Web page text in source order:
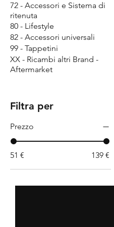
72 - Accessori e Sistema di
ritenuta
80 - Lifestyle
82 - Accessori universali
99 - Tappetini
XX - Ricambi altri Brand -
Aftermarket
Filtra per
Prezzo
51 € 139 €